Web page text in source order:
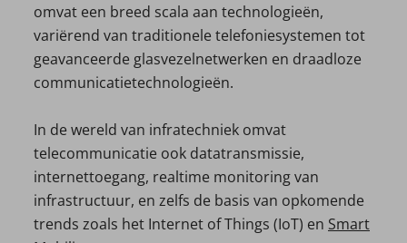
omvat een breed scala aan technologieën,
variërend van traditionele telefoniesystemen tot
geavanceerde glasvezelnetwerken en draadloze
communicatietechnologieën.
In de wereld van infratechniek omvat
telecommunicatie ook datatransmissie,
internettoegang, realtime monitoring van
infrastructuur, en zelfs de basis van opkomende
trends zoals het Internet of Things (IoT) en Smart